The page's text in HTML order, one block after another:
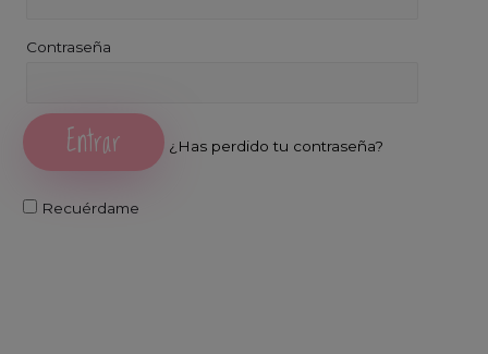
Contraseña
¿Has perdido tu contraseña?
Recuérdame